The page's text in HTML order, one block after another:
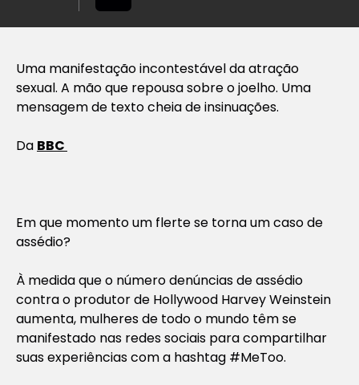
Uma manifestação incontestável da atração
sexual. A mão que repousa sobre o joelho. Uma
mensagem de texto cheia de insinuações.
Da BBC
Em que momento um flerte se torna um caso de
assédio?
À medida que o número denúncias de assédio
contra o produtor de Hollywood Harvey Weinstein
aumenta, mulheres de todo o mundo têm se
manifestado nas redes sociais para compartilhar
suas experiências com a hashtag #MeToo.